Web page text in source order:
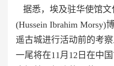
据悉，埃及驻华使馆文
(Hussein Ibrahim Morsy)
遥古城进行活动前的考
一尾将在11月12日在中